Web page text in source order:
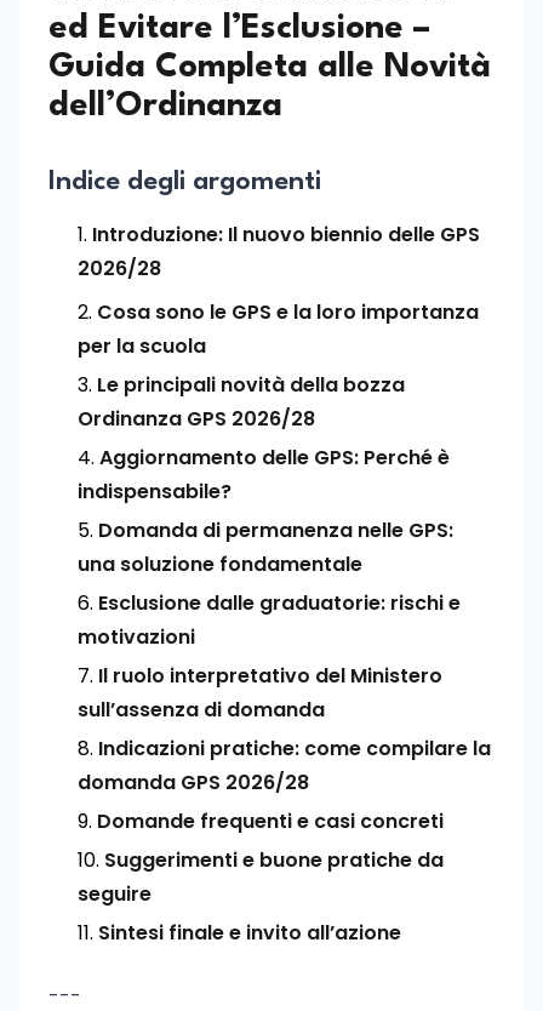
ed Evitare l’Esclusione –
Guida Completa alle Novità
dell’Ordinanza
Indice degli argomenti
Introduzione: Il nuovo biennio delle GPS
2026/28
Cosa sono le GPS e la loro importanza
per la scuola
Le principali novità della bozza
Ordinanza GPS 2026/28
Aggiornamento delle GPS: Perché è
indispensabile?
Domanda di permanenza nelle GPS:
una soluzione fondamentale
Esclusione dalle graduatorie: rischi e
motivazioni
Il ruolo interpretativo del Ministero
sull’assenza di domanda
Indicazioni pratiche: come compilare la
domanda GPS 2026/28
Domande frequenti e casi concreti
Suggerimenti e buone pratiche da
seguire
Sintesi finale e invito all’azione
---